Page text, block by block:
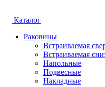
Каталог
Раковины
Встраиваемая
Встраиваемая
Напольные
Подвесные
Накладные